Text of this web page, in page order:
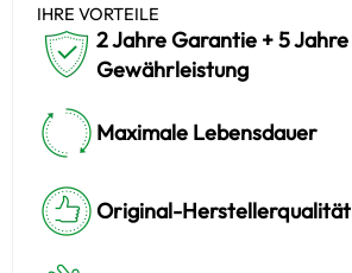
IHRE VORTEILE
2 Jahre Garantie + 5 Jahre
Gewährleistung
Maximale Lebensdauer
Original-Herstellerqualität